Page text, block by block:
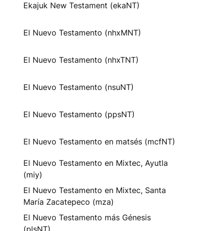
Ekajuk New Testament (ekaNT)
El Nuevo Testamento (nhxMNT)
El Nuevo Testamento (nhxTNT)
El Nuevo Testamento (nsuNT)
El Nuevo Testamento (ppsNT)
El Nuevo Testamento en matsés (mcfNT)
El Nuevo Testamento en Mixtec, Ayutla
(miy)
El Nuevo Testamento en Mixtec, Santa
María Zacatepeco (mza)
El Nuevo Testamento más Génesis
(plsNT)